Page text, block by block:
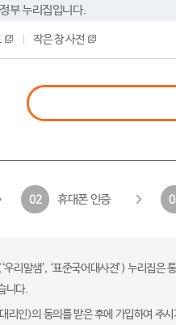
부 누리집입니다.
작은 창 사전
02 휴대폰 인증
리말샘’, ‘표준국어대사전’) 누리집
니다.
리인)의 동의를 받은 후에 가입하여 주